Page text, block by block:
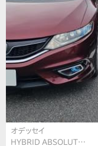
オデッセイ
HYBRID ABSOLUT…